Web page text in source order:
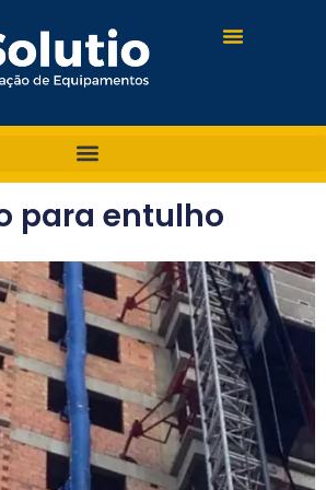
para entulho